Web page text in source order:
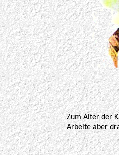
Zum Alter der
Arbeite aber